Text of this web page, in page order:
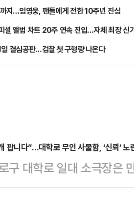
지…임영웅, 팬들에게 전한 10주년 진심
셜 앨범 차트 20주 연속 진입…자체 최장 신
일 결심공판…검찰 첫 구형량 나온다
팝니다”…대학로 무인 사물함, ‘신뢰’ 노
구 대학로 일대 소극장은
과 달리 물품 보관소가 전